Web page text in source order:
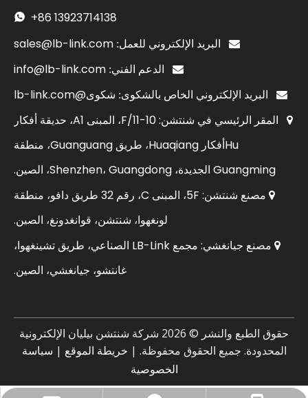
 +86 13923714138
 البريد الإلكتروني للعمل: sales@lb-link.com
 الدعم الفني: info@lb-link.com
 البريد الإلكتروني الخاص بالشكوى: شكوى@lb-link.com

المقر الرئيسي في شنتشن: 10-11/F، المبنى A1، حديقة أفكار
Huأفكار Huaqiang، طريق Guanguang، منطقة
Guangming الجديدة، Shenzhen، Guangdong، الصين.

مصنع شنتشن: 5F، المبنى C، رقم 32 طريق دافو، منطقة
لونغهوا، شنتشن، قوانغدونغ، الصين.

مصنع جيانغشي: مجمع LB-Link الصناعي، طريق تشينغهوا،
غانتشو، جيانغشي، الصين.
حقوق الطبع والنشر © 2026 شركة شنتشن بيليان الإلكترونية
المحدودة. جميع الحقوق محفوظة. | خريطة الموقع | سياسة
الخصوصية